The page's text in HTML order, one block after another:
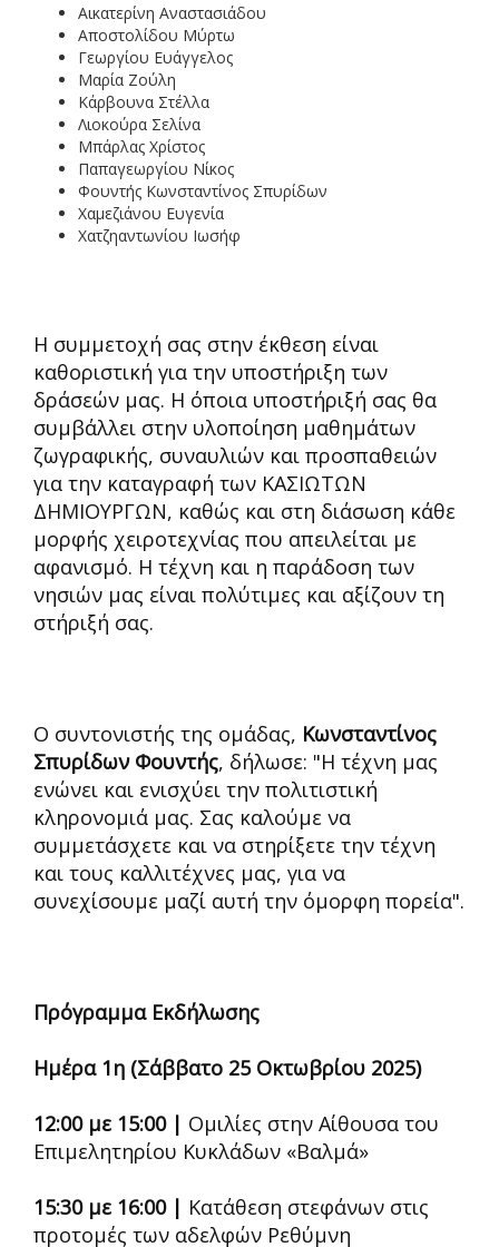
Αικατερίνη Αναστασιάδου
Αποστολίδου Μύρτω
Γεωργίου Ευάγγελος
Μαρία Ζούλη
Κάρβουνα Στέλλα
Λιοκούρα Σελίνα
Μπάρλας Χρίστος
Παπαγεωργίου Νίκος
Φουντής Κωνσταντίνος Σπυρίδων
Χαμεζιάνου Ευγενία
Χατζηαντωνίου Ιωσήφ
Η συμμετοχή σας στην έκθεση είναι
καθοριστική για την υποστήριξη των
δράσεών μας. Η όποια υποστήριξή σας θα
συμβάλλει στην υλοποίηση μαθημάτων
ζωγραφικής, συναυλιών και προσπαθειών
για την καταγραφή των ΚΑΣΙΩΤΩΝ
ΔΗΜΙΟΥΡΓΩΝ, καθώς και στη διάσωση κάθε
μορφής χειροτεχνίας που απειλείται με
αφανισμό. Η τέχνη και η παράδοση των
νησιών μας είναι πολύτιμες και αξίζουν τη
στήριξή σας.
Ο συντονιστής της ομάδας, Κωνσταντίνος
Σπυρίδων Φουντής, δήλωσε: "Η τέχνη μας
ενώνει και ενισχύει την πολιτιστική
κληρονομιά μας. Σας καλούμε να
συμμετάσχετε και να στηρίξετε την τέχνη
και τους καλλιτέχνες μας, για να
συνεχίσουμε μαζί αυτή την όμορφη πορεία".
Πρόγραμμα Εκδήλωσης
Ημέρα 1η (Σάββατο 25 Οκτωβρίου 2025)
12:00 με 15:00 | Ομιλίες στην Αίθουσα του
Επιμελητηρίου Κυκλάδων «Βαλμά»
15:30 με 16:00 | Κατάθεση στεφάνων στις
προτομές των αδελφών Ρεθύμνη